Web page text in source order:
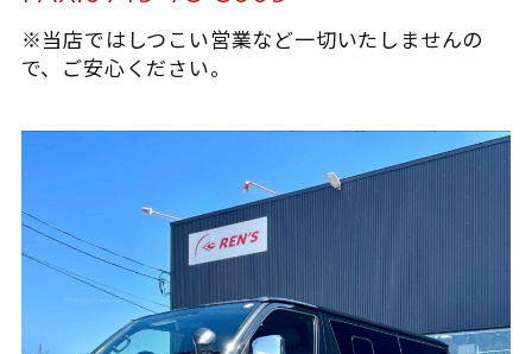
※当店ではしつこい営業など一切いたしませんの
で、ご安心ください。